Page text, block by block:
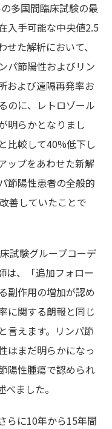
多国間臨床試験の最
入手可能な中央値2.5
た解析において、
パ節陽性およびリン
および遠隔再発率お
のに、レトロゾール
明らかとなりまし
比較して40%低下し
ップをあわせた新解
節陽性患者の全般的
善していたことで
試験グループコーデ
、「追加フォロー
副作用の増加が認め
に関する朗報と同じ
言えます。リンパ節
はまだ明らかになっ
陽性腫瘍で認められ
ました。
らに10年から15年間